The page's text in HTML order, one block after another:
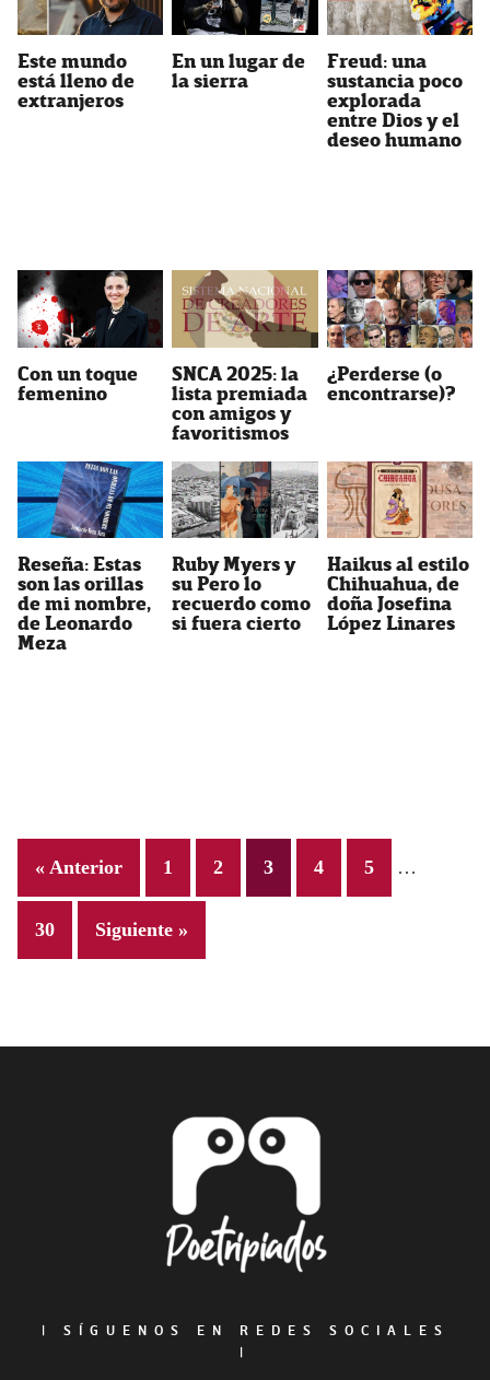
Este mundo
está lleno de
extranjeros
En un lugar de
la sierra
Freud: una
sustancia poco
explorada
entre Dios y el
deseo humano
Con un toque
femenino
SNCA 2025: la
lista premiada
con amigos y
favoritismos
¿Perderse (o
encontrarse)?
Reseña: Estas
son las orillas
de mi nombre,
de Leonardo
Meza
Ruby Myers y
su Pero lo
recuerdo como
si fuera cierto
Haikus al estilo
Chihuahua, de
doña Josefina
López Linares
« Anterior Page
1 Page
2 Page
3 Page
4 Page
5 …
Page
30 Siguiente »
|
SÍGUENOS EN REDES SOCIALES
|